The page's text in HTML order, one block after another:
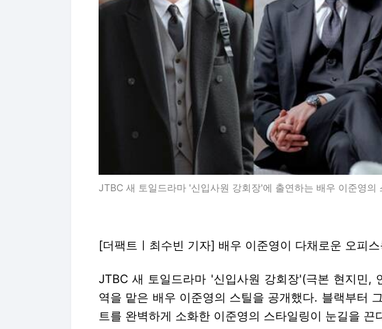
JTBC 새 토일드라마 '신입사원 강회장'에 출연하는 배우 이준영
[더팩트ㅣ최수빈 기자] 배우 이준영이 다채로운 오피
JTBC 새 토일드라마 '신입사원 강회장'(극본 현지민,
역을 맡은 배우 이준영의 스틸을 공개했다. 블랙부터
트를 완벽하게 소화한 이준영의 스타일링이 눈길을 끈